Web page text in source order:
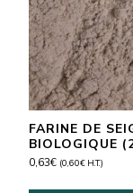
FARINE DE
BIOLOGIQUE
0,63€ (0,60€ H.T.)